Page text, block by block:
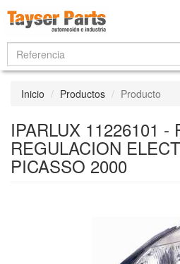
Inicio Productos Producto
IPARLUX 11226101 -
REGULACION
PICASSO 2000